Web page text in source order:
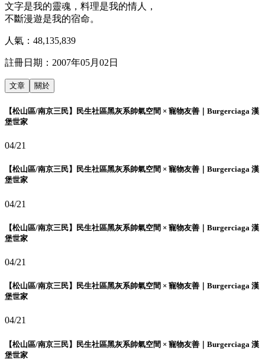
文字是我的靈魂，料理是我的情人，
不斷漫遊是我的宿命。
人氣： 48,135,839
註冊日期： 2007年05月02日
文章 關於
【松山區/南京三民】民生社區黑灰系帥氣空間 × 寵物友善｜Burgerciaga 漢
堡世家
04/21
【松山區/南京三民】民生社區黑灰系帥氣空間 × 寵物友善｜Burgerciaga 漢
堡世家
04/21
【松山區/南京三民】民生社區黑灰系帥氣空間 × 寵物友善｜Burgerciaga 漢
堡世家
04/21
【松山區/南京三民】民生社區黑灰系帥氣空間 × 寵物友善｜Burgerciaga 漢
堡世家
04/21
【松山區/南京三民】民生社區黑灰系帥氣空間 × 寵物友善｜Burgerciaga 漢
堡世家